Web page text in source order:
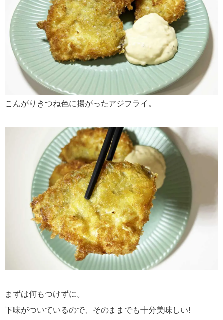
こんがりきつね色に揚がったアジフライ。
まずは何もつけずに。
下味がついているので、そのままでも十分美味しい!